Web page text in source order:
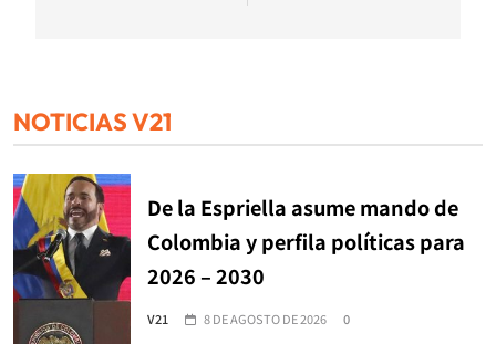
NOTICIAS V21
De la Espriella asume mando de
Colombia y perfila políticas para
2026 – 2030
V21 8 DE AGOSTO DE 2026 0